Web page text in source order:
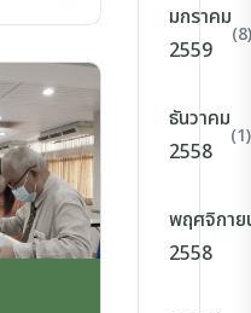
มกราคม
2559
(8)
ธันวาคม
2558
(1)
พฤศจิกาย
2558